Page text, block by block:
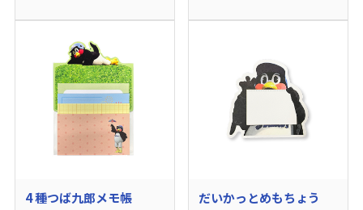
4 種つば九郎メモ帳 だいかっとめもちょう